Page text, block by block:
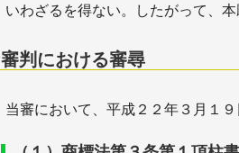
いわざるを得ない。したがって、本
審判における審尋
当審において、平成２２年３月１